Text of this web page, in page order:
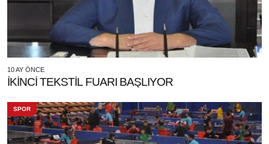
10 AY ÖNCE
İKİNCİ TEKSTİL FUARI BAŞLIYOR
SPOR